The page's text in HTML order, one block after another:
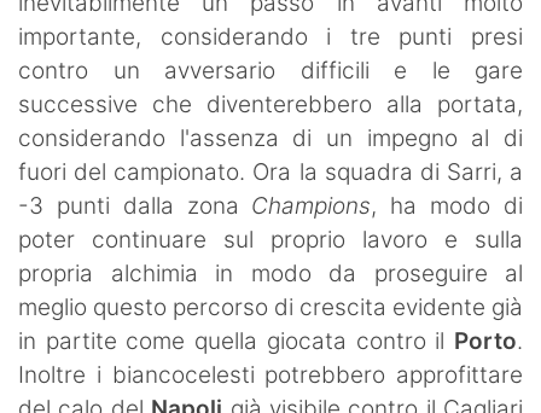
importante, considerando i tre punti presi
contro un avversario difficili e le gare
successive che diventerebbero alla portata,
considerando l'assenza di un impegno al di
fuori del campionato. Ora la squadra di Sarri, a
-3 punti dalla zona Champions, ha modo di
poter continuare sul proprio lavoro e sulla
propria alchimia in modo da proseguire al
meglio questo percorso di crescita evidente già
in partite come quella giocata contro il Porto.
Inoltre i biancocelesti potrebbero approfittare